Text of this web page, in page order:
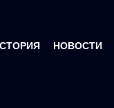
НОВОСТИ